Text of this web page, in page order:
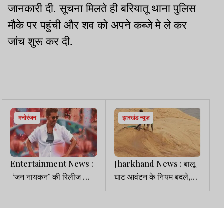
जानकारी दी. सूचना मिलते ही बरियातू थाना पुलिस
मौके पर पहुंची और शव को अपने कब्‍जे मे ले कर
जांच शुरू कर दी.
मनोरंजन
Entertainment News :
‘जन नायकन’ की रिलीज को
लेकर बड़ा अपडेट, 14 दिनों के
झारखंड न्यूज़
Jharkhand News : बालू
घाट आवंटन के नियम बदले,
अब ग्रामसभा की सहमति के